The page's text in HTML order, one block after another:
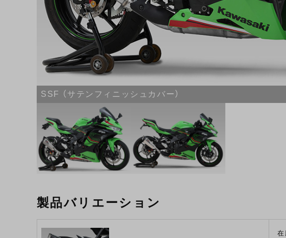
SSF （サテンフィニッシュカバー）
製品バリエーション
在